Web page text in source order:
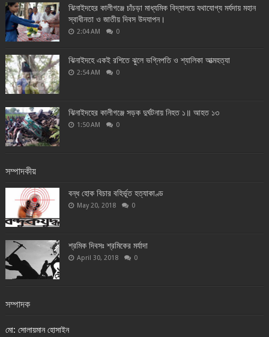
ঝিনাইদহের কালীগঞ্জে চাঁচড়া মাধ্যমিক বিদ্যালয়ে যথাযোগ্য মর্যদায় মহান
স্বাধীনতা ও জাতীয় দিবস উদযাপন।
2:04 AM 0
ঝিনাইদহে একই রশিতে ঝুলে ভগ্নিপতি ও শ্যালিকা আত্মহত্যা
2:54 AM 0
ঝিনাইদহের কালীগঞ্জে সড়ক দুর্ঘটনায় নিহত ১॥ আহত ১৩
1:50 AM 0
সম্পাদকীয়
বন্ধ হোক বিচার বহির্ভূত হত্যাকাণ্ড
May 20, 2018 0
শ্রমিক দিবসঃ শ্রমিকের মর্যাদা
April 30, 2018 0
সম্পাদক
মো: সোলায়মান হোসাইন